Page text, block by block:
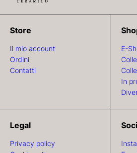
Store
Il mio account
Ordini
Contatti
E-
In
Legal
Privacy policy